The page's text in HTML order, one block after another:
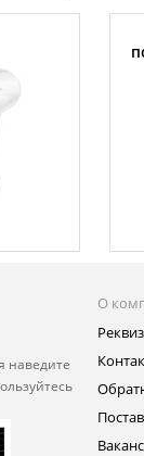
наведите
О